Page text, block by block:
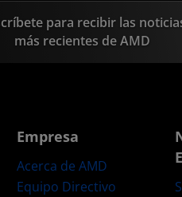
para recibir las
más recientes de AMD
Empresa
Acerca de AMD
Equipo Directivo